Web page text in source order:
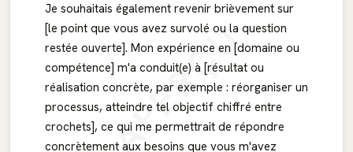
APERÇU
Je souhaitais également revenir brièvement sur
[le point que vous avez survolé ou la question
restée ouverte]. Mon expérience en [domaine ou
compétence] m'a conduit(e) à [résultat ou
réalisation concrète, par exemple : réorganiser un
processus, atteindre tel objectif chiffré entre
crochets], ce qui me permettrait de répondre
concrètement aux besoins que vous m'avez